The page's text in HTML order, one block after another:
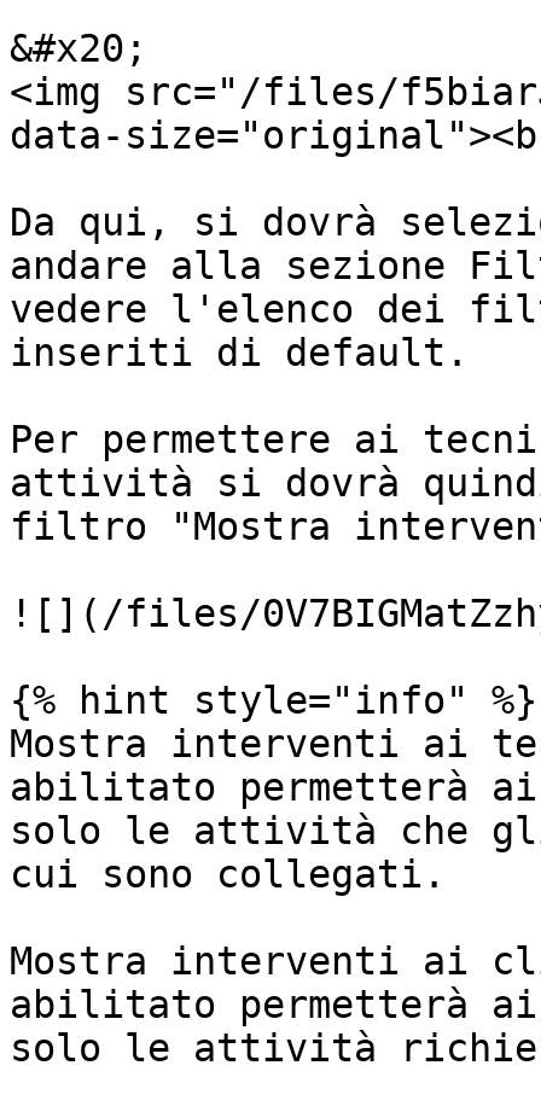
&#x20;
<img src="/files/
data-
Da qui, si dovrà
andare alla sezione
vedere l'elenco dei
inseriti di default.
Per permettere ai
attività si dovrà
filtro "Mostra
![](/files/
{% hint style="info" %}
Mostra interventi ai
abilitato permetterà
solo le attività che gli
cui sono collegati.
Mostra interventi ai
abilitato permetterà
solo le attività